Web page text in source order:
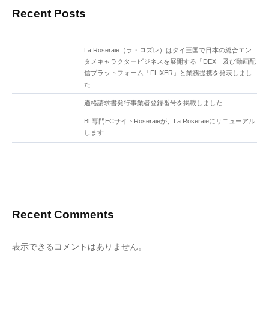
Recent Posts
La Roseraie（ラ・ロズレ）はタイ王国で日本の総合エン
タメキャラクタービジネスを展開する「DEX」及び動画配
信プラットフォーム「FLIXER」と業務提携を発表しまし
た
適格請求書発行事業者登録番号を掲載しました
BL専門ECサイトRoseraieが、La Roseraieにリニューアル
します
Recent Comments
表示できるコメントはありません。